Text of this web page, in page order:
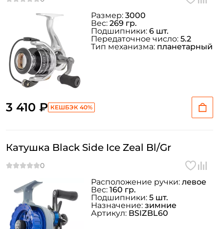
3 410 ₽ КЕШБЭК 40%
Размер: 3000
Вес: 269 гр.
Подшипники: 6 шт.
Передаточное число: 5.2
Тип механизма: планетарный
Катушка Black Side Ice Zeal Bl/Gr
Расположение ручки: левое
Вес: 160 гр.
Подшипники: 5 шт.
Назначение: зимние
Артикул: BSIZBL60